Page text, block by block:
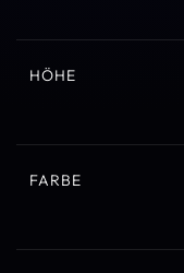
HÖHE
FARBE